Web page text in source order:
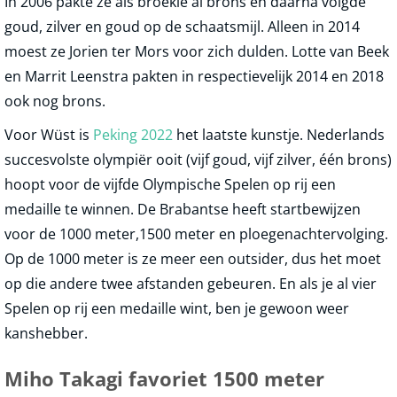
goud, zilver en goud op de schaatsmijl. Alleen in 2014
moest ze Jorien ter Mors voor zich dulden. Lotte van Beek
en Marrit Leenstra pakten in respectievelijk 2014 en 2018
ook nog brons.
Voor Wüst is Peking 2022 het laatste kunstje. Nederlands
succesvolste olympiër ooit (vijf goud, vijf zilver, één brons)
hoopt voor de vijfde Olympische Spelen op rij een
medaille te winnen. De Brabantse heeft startbewijzen
voor de 1000 meter,1500 meter en ploegenachtervolging.
Op de 1000 meter is ze meer een outsider, dus het moet
op die andere twee afstanden gebeuren. En als je al vier
Spelen op rij een medaille wint, ben je gewoon weer
kanshebber.
Miho Takagi favoriet 1500 meter